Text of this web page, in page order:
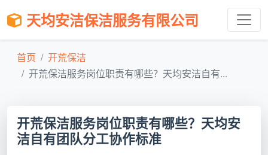
天均安洁保洁服务有限公司
首页
开荒保洁
开荒保洁服务岗位职责有哪些？天均安洁自有...
开荒保洁服务岗位职责有哪些？天均安
洁自有团队分工协作标准